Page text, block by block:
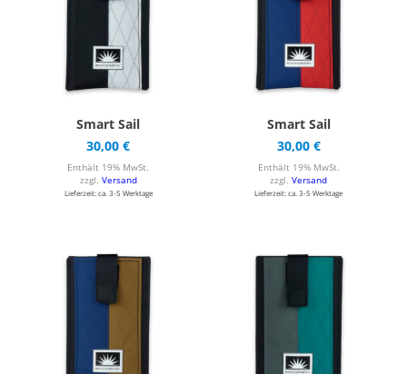
Smart Sail
30,00€
Enthält 19% MwSt.
zzgl. Versand
Lieferzeit: ca. 3-5 Werktage
Smart Sail
30,00 €
Enthält 19% MwSt.
zzgl.Versand
Lieferzeit: ca. 3-5 Werktage